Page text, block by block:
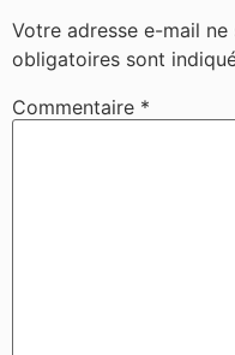
Votre adresse e-mail ne
obligatoires sont
Commentaire *